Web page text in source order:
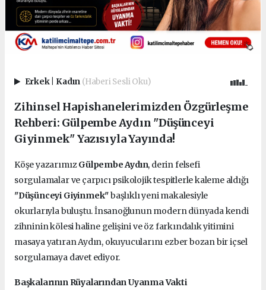
Erkek Kadın (Haberi Sesli Oku)
Zihinsel Hapishanelerimizden Özgürleşme
Rehberi: Gülpembe Aydın "Düşünceyi
Giyinmek" Yazısıyla Yayında!
Köşe yazarımızGülpembe Aydın, derin felsefi
sorgulamalar ve çarpıcı psikolojik tespitlerle kaleme aldığı
"Düşünceyi Giyinmek"başlıklı yeni makalesiyle
okurlarıyla buluştu. İnsanoğlunun modern dünyada kendi
zihninin kölesi haline gelişini ve öz farkındalık yitimini
masaya yatıran Aydın, okuyucularını ezber bozan bir içsel
sorgulamaya davet ediyor.
Başkalarının Rüyalarından Uyanma Vakti